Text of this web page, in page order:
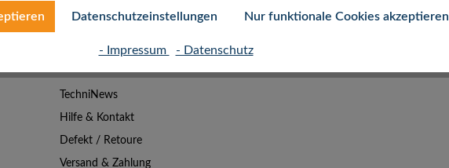
TechniNews
Hilfe & Kontakt
Defekt / Retoure
Versand & Zahlung
Datenschutzeinstellungen Nur funktionale Cookies akzeptieren
- Impressum - Datenschutz